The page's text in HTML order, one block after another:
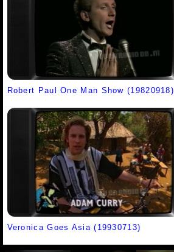
Robert Paul One Man Show (19820918)
Veronica Goes Asia (19930713)